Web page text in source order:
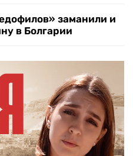
заманили и
в Болгарии